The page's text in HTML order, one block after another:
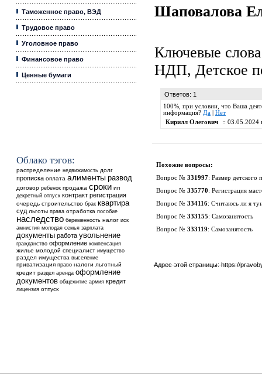
Таможенное право, ВЭД
Трудовое право
Уголовное право
Финансовое право
Ценные бумаги
Облако тэгов:
распределение недвижимость долг
прописка оплата алименты развод
договор ребенок продажа сроки ип
декретный отпуск контракт регистрация
очередь строительство брак квартира
суд льготы права отработка пособие
наследство беременность налог иск
амнистия молодая семья зарплата
документы работа увольнение
гражданство оформление компенсация
жилье молодой специалист имущество
раздел имущества выселение
приватизация право налоги льготный
кредит раздел аренда оформление
документов общежитие армия кредит
лицензия отпуск
Шаповалова
Ключевые
НДП, Детское
Ответов: 1
100%, при условии, что Ваша
информация? Да
Нет
Кирилл Олегович
:: 03.05.2024
Похожие вопросы:
Вопрос № 331997: Размер детского
Вопрос № 335770: Регистрация
Вопрос № 334116: Считаюсь ли я
Вопрос № 333155: Самозанятость
Вопрос № 333119: Самозанятость
Адрес этой страницы: https://